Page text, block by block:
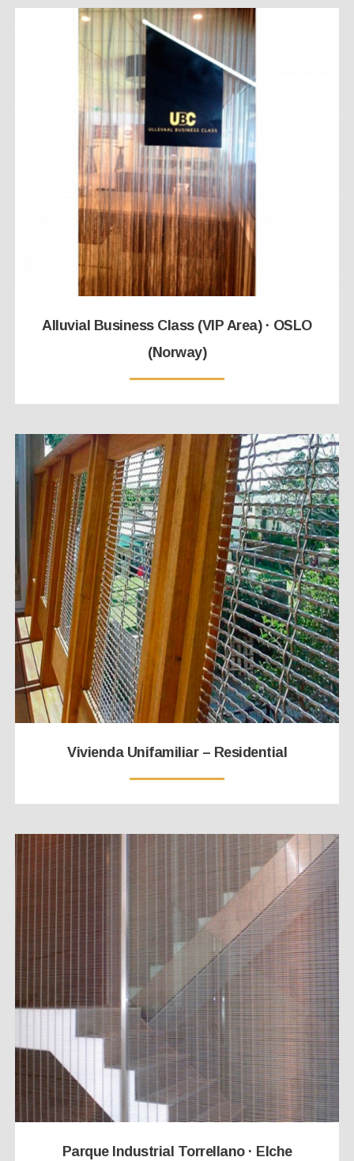
Alluvial Business Class (VIP Area) · OSLO
(Norway)
Vivienda Unifamiliar – Residential
Parque Industrial Torrellano · Elche